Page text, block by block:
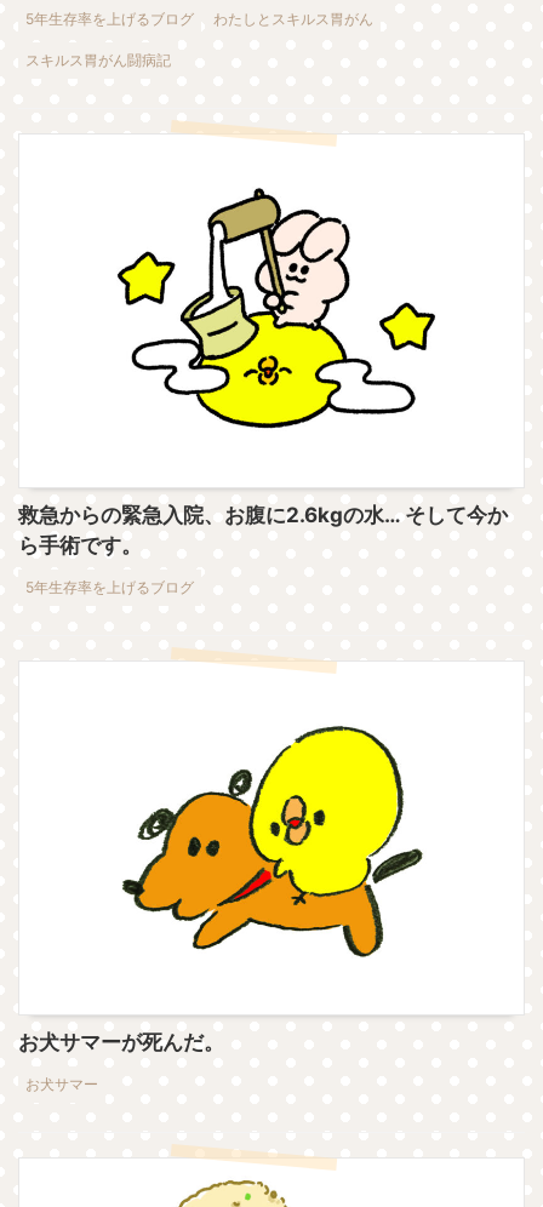
5年生存率を上げるブログ わたしとスキルス胃がん
スキルス胃がん闘病記
救急からの緊急入院、お腹に2.6kgの水… そして今か
ら手術です。
5年生存率を上げるブログ
お犬サマーが死んだ。
お犬サマー